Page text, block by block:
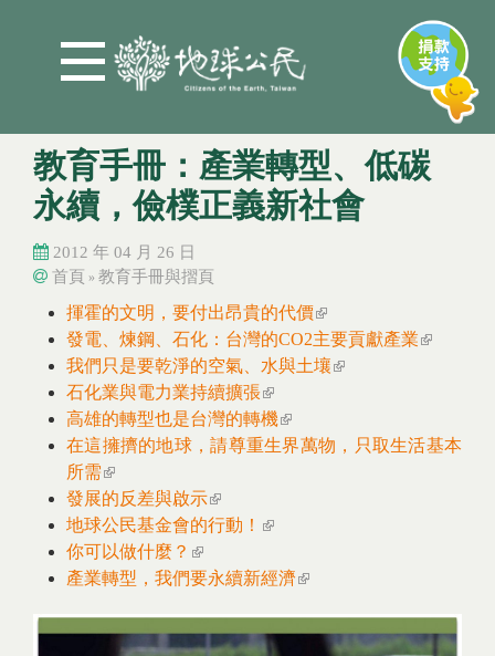
教育手冊：產業轉型、低碳
永續，儉樸正義新社會
2012 年 04 月 26 日
您在這裡
首頁 » 教育手冊與摺頁
您在這裡
揮霍的文明，要付出昂貴的代價(link is external)
發電、煉鋼、石化：台灣的CO2主要貢獻產業(link is
我們只是要乾淨的空氣、水與土壤(link is external)
石化業與電力業持續擴張(link is external)
高雄的轉型也是台灣的轉機(link is external)
在這擁擠的地球，請尊重生界萬物，只取生活基本
所需(link is external)
發展的反差與啟示(link is external)
地球公民基金會的行動！ (link is external)
你可以做什麼？ (link is external)
產業轉型，我們要永續新經濟(link is external)